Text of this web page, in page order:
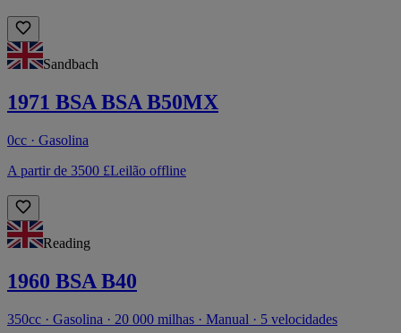
Sandbach
1971 BSA BSA B50MX
0cc · Gasolina
A partir de 3500 £Leilão offline
Reading
1960 BSA B40
350cc · Gasolina · 20 000 milhas · Manual · 5 velocidades